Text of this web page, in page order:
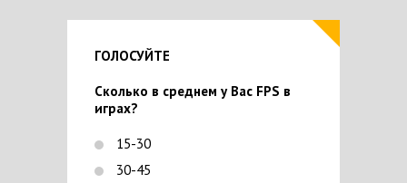
ГОЛОСУЙТЕ
Сколько в среднем у Вас FPS в
играх?
15-30
30-45